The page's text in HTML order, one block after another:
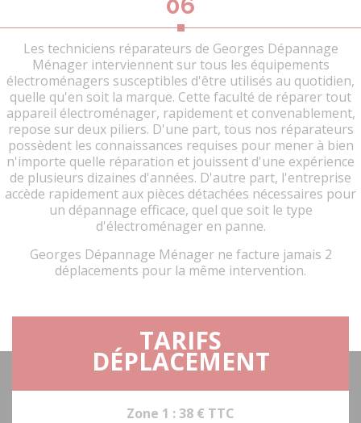
Les techniciens réparateurs de Georges Dépannage
Ménager interviennent sur tous les équipements
électroménagers susceptibles d'être utilisés au quotidien,
quelle qu'en soit la marque. Cette faculté de réparer tout
appareil électroménager, rapidement et convenablement,
repose sur deux piliers. D'une part, tous nos réparateurs
possèdent les connaissances requises pour mener à bien
n'importe quelle réparation et jouissent d'une expérience
de plusieurs dizaines d'années. D'autre part, l'entreprise
accède rapidement aux pièces détachées nécessaires pour
un dépannage efficace, quel que soit le type
d'électroménager en panne.
Georges Dépannage Ménager ne facture jamais 2
déplacements pour la même intervention.
TARIFS
DÉPLACEMENT
Zone 1 : 38 € TTC